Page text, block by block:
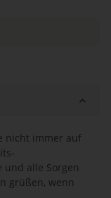
nicht immer auf
alle Sorgen
grüßen, wenn